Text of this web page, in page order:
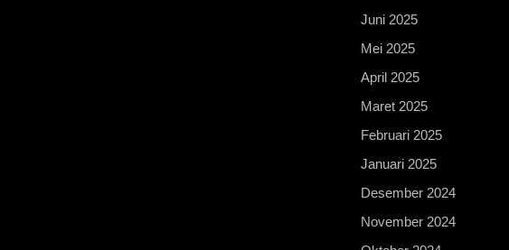
Juni 2025
Mei 2025
April 2025
Maret 2025
Februari 2025
Januari 2025
Desember 2024
November 2024